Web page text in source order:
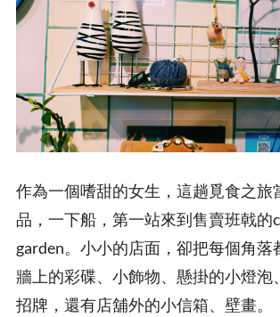
作為一個嗜甜的女生，這趟覓食之旅
品，一下船，第一站來到售賣班戟的
garden。小小的店面，卻把每個角落
牆上的彩碟、小飾物、懸掛的小燈泡
招牌，還有店舖外的小信箱、壁畫。